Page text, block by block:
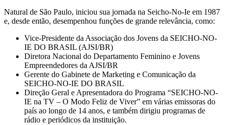
Natural de São Paulo, iniciou sua jornada na Seicho-No-Ie em 1987
e, desde então, desempenhou funções de grande relevância, como:
Vice-Presidente da Associação dos Jovens da SEICHO-NO-
IE DO BRASIL (AJSI/BR)
Diretora Nacional do Departamento Feminino e Jovens
Empreendedores da AJSI/BR
Gerente do Gabinete de Marketing e Comunicação da
SEICHO-NO-IE DO BRASIL
Direção Geral e Apresentadora do Programa “SEICHO-NO-
IE na TV – O Modo Feliz de Viver” em várias emissoras do
país ao longo de 14 anos, e também dirigiu programas de
rádio e periódicos da instituição.